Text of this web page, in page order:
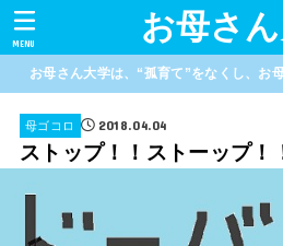
お母さ
MENU
お母さん大学は、“孤育て”をなくし、お
母ゴコロ 2018.04.04
ストップ！！ストーップ！